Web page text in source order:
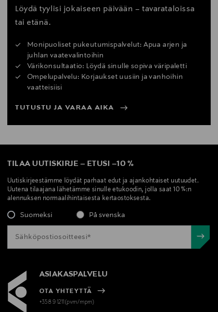
Löydä tyylisi jokaiseen päivään – tavarataloissa
tai etänä.
Monipuoliset pukeutumispalvelut: Apua arjen ja
juhlan vaatevalintoihin
Värikonsultaatio: Löydä sinulle sopiva väripaletti
Ompelupalvelu: Korjaukset uusiin ja vanhoihin
vaatteisiisi
TUTUSTU JA VARAA AIKA
TILAA UUTISKIRJE – ETUSI –10 %
Uutiskirjeestämme löydät parhaat edut ja ajankohtaiset uutuudet.
Uutena tilaajana lähetämme sinulle etukoodin, jolla saat 10 %:n
alennuksen normaalihintaisesta kertaostoksesta.
Suomeksi På svenska
ASIAKASPALVELU
OTA YHTEYTTÄ
+358 9 1211(pvm/mpm)